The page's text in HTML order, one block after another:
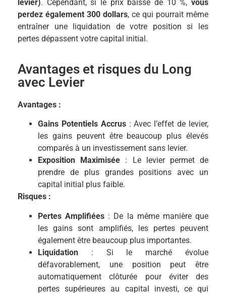
levier). Cependant, si le prix baisse de 10 %, vous
perdez également 300 dollars, ce qui pourrait même
entraîner une liquidation de votre position si les
pertes dépassent votre capital initial.
Avantages et risques du Long
avec Levier
Avantages :
Gains Potentiels Accrus: Avec l’effet de levier,
les gains peuvent être beaucoup plus élevés
comparés à un investissement sans levier.
Exposition Maximisée : Le levier permet de
prendre de plus grandes positions avec un
capital initial plus faible.
Risques :
Pertes Amplifiées : De la même manière que
les gains sont amplifiés, les pertes peuvent
également être beaucoup plus importantes.
Liquidation : Si le marché évolue
défavorablement, une position peut être
automatiquement clôturée pour éviter des
pertes supérieures au capital investi, ce qui